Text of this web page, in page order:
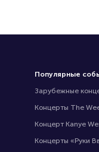
Популярные
Зарубежные
Концерты The
Концерт Kanye
Концерты «Руки